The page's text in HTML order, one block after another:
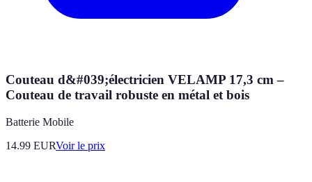
Couteau d&#039;électricien VELAMP 17,3 cm –
Couteau de travail robuste en métal et bois
Batterie Mobile
14.99 EURVoir le prix